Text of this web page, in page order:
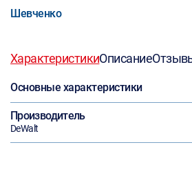
Шевченко
ХарактеристикиОписание
Основные характеристики
Производитель
DeWalt